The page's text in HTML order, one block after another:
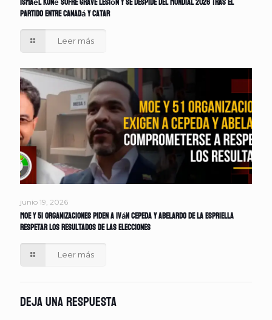
partido entre Canadá y Catar
Leer más
junio 19, 2026
MOE y 51 organizaciones piden a Iván Cepeda y Abelardo de la Espriella
respetar los resultados de las elecciones
Leer más
Deja una respuesta